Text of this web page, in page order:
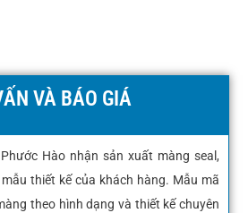
VÀ BÁO GIÁ
Hào nhận sản xuất màng seal,
thiết kế của khách hàng. Mẫu mã
theo hình dạng và thiết kế chuyên